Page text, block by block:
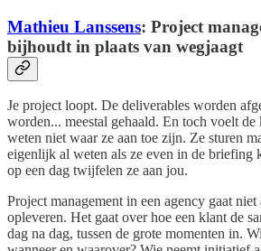
Mathieu Lanssens: Project
bijhoudt in plaats van wegjaagt
Je project loopt. De deliverables worden
worden... meestal gehaald. En toch voelt
weten niet waar ze aan toe zijn. Ze sturen
eigenlijk al weten als ze even in de
op een dag twijfelen ze aan jou.
Project management in een agency gaat
opleveren. Het gaat over hoe een klant de
dag na dag, tussen de grote momenten in.